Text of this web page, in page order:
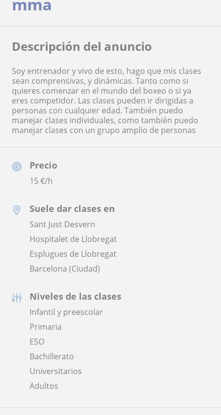
Precio
15€/h
Suele dar clases en
Sant Just Desvern
Hospitalet de Llobregat
Esplugues de Llobregat
Barcelona (Ciudad)
Niveles de las clases
Infantil y preescolar
Primaria
ESO
Bachillerato
Universitarios
Adultos
mma
Descripción del anuncio
Soy entrenador y vivo de esto, hago que mis clases
sean comprensivas, y dinámicas. Tanto como si
quieres comenzar en el mundo del boxeo o si ya
eres competidor. Las clases pueden ir dirigidas a
personas con cualquier edad. También puedo
manejar clases individuales, como también puedo
manejar clases con un grupo amplio de personas